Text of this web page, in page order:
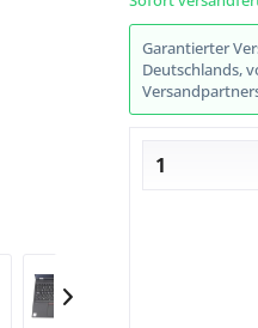
Abbildung ähnlich
Garantierter
Deutschlands,